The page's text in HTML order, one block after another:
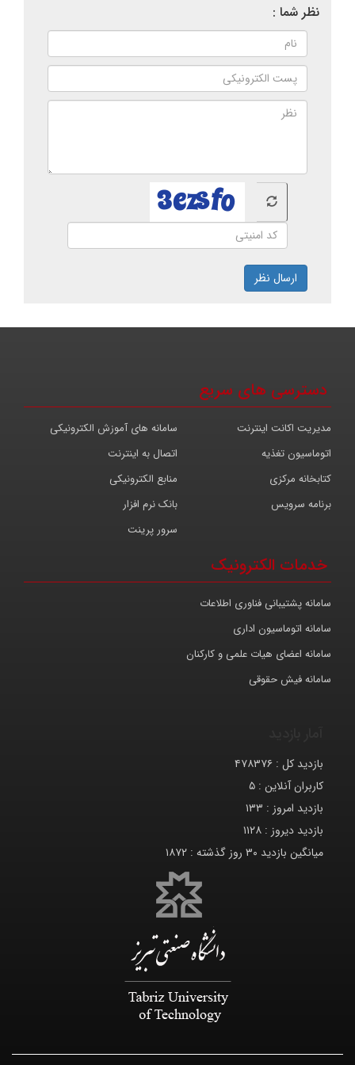
نظر شما :
ارسال نظر
دسترسی های سریع
سامانه های آموزش الکترونیکی
مدیریت اکانت اینترنت
اتصال به اینترنت
اتوماسیون تغذیه
منابع الکترونیکی
کتابخانه مرکزی
بانک نرم افزار
برنامه سرویس
سرور پرینت
خدمات الکترونیک
سامانه پشتیبانی فناوری اطلاعات
سامانه اتوماسیون اداری
سامانه اعضای هیات علمی و کارکنان
سامانه فیش حقوقی
بازدید کل : ۴۷۸۳۷۶
کاربران آنلاین : ۵
بازدید امروز : ۱۳۳
بازدید دیروز : ۱۱۲۸
میانگین بازدید ۳۰ روز گذشته :
۱۸۷۲